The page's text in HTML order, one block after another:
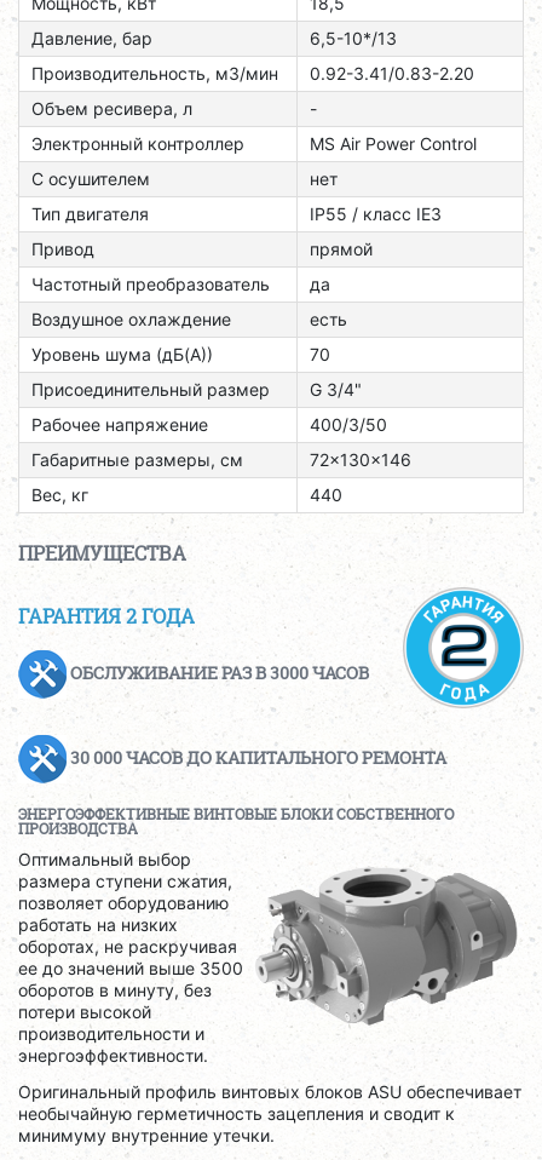
Давление, бар
6,5-10*/13
Производительность, м3/мин
0.92-3.41/0.83-2.20
Объем ресивера, л
-
Электронный контроллер
MS Air Power Control
С осушителем
нет
Тип двигателя
ІР55 / класс ІЕЗ
Привод
прямой
Частотный преобразователь
да
Воздушное охлаждение
есть
Уровень шума (дБ(А))
70
Присоединительный размер
G 3/4"
Рабочее напряжение
400/3/50
Габаритные размеры, см
72x130x146
Вес, кг
440
ПРЕИМУЩЕСТВА
ГАРАНТИЯ 2 ГОДА
ОБСЛУЖИВАНИЕ РАЗ В 3000 ЧАСОВ
30 000 ЧАСОВ ДО КАПИТАЛЬНОГО РЕМОНТА
ЭНЕРГОЭФФЕКТИВНЫЕ ВИНТОВЫЕ БЛОКИ СОБСТВЕННОГО
ПРОИЗВОДСТВА
Оптимальный выбор
размера ступени сжатия,
позволяет оборудованию
работать на низких
оборотах, не раскручивая
ее до значений выше 3500
оборотов в минуту, без
потери высокой
производительности и
энергоэффективности.
Оригинальный профиль винтовых блоков ASU обеспечивает
необычайную герметичность зацепления и сводит к
минимуму внутренние утечки.